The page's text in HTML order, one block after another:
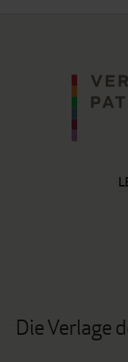
Die Verlage